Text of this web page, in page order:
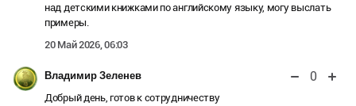
над детскими книжками по английскому языку, могу выслать
примеры.
20 Май 2026, 06:03
Владимир Зеленев 0
Добрый день, готов к сотрудничеству